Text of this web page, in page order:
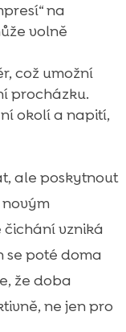
na
volně
což umožní
procházku.
okolí a napití,
ale poskytnout
čichání vzniká
se poté doma
že doba
ne jen pro